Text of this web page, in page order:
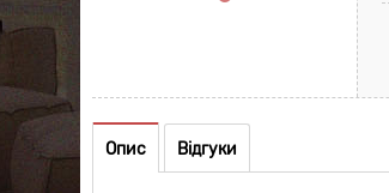
Опис Відгуки